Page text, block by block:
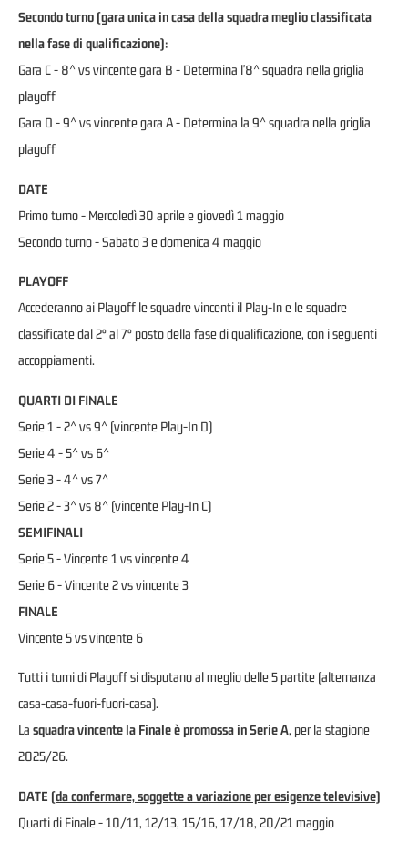
Secondo turno (gara unica in casa della squadra meglio classificata
nella fase di qualificazione):
Gara C - 8^ vs vincente gara B - Determina l'8^ squadra nella griglia
playoff
Gara D - 9^ vs vincente gara A - Determina la 9^ squadra nella griglia
playoff
DATE
Primo turno - Mercoledì 30 aprile e giovedì 1 maggio
Secondo turno - Sabato 3 e domenica 4 maggio
PLAYOFF
Accederanno ai Playoff le squadre vincenti il Play-In e le squadre
classificate dal 2° al 7° posto della fase di qualificazione, con i seguenti
accoppiamenti.
QUARTI DI FINALE
Serie 1 - 2^ vs 9^ (vincente Play-In D)
Serie 4 - 5^ vs 6^
Serie 3 - 4^ vs 7^
Serie 2 - 3^ vs 8^ (vincente Play-In C)
SEMIFINALI
Serie 5 - Vincente 1 vs vincente 4
Serie 6 - Vincente 2 vs vincente 3
FINALE
Vincente 5 vs vincente 6
Tutti i turni di Playoff si disputano al meglio delle 5 partite (alternanza
casa-casa-fuori-fuori-casa).
La squadra vincente la Finale è promossa in Serie A, per la stagione
2025/26.
DATE (da confermare, soggette a variazione per esigenze televisive)
Quarti di Finale - 10/11, 12/13, 15/16, 17/18, 20/21 maggio